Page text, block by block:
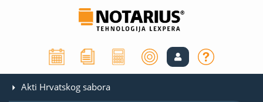
Akti Hrvatskog sabora